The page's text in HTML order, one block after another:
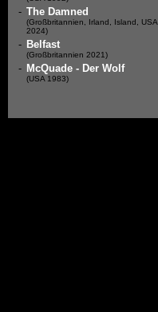
- The Damned
(Großbritannien, Irland, Island, USA
2024)
- Belfast
(Großbritannien 2021)
- McQuade - Der Wolf
(USA 1983)